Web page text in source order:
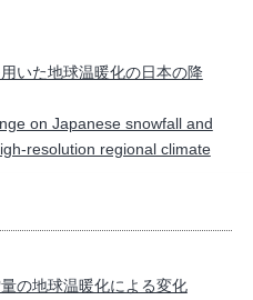
いた地球温暖化の日本の降
on Japanese snowfall and
resolution regional climate
の地球温暖化による変化